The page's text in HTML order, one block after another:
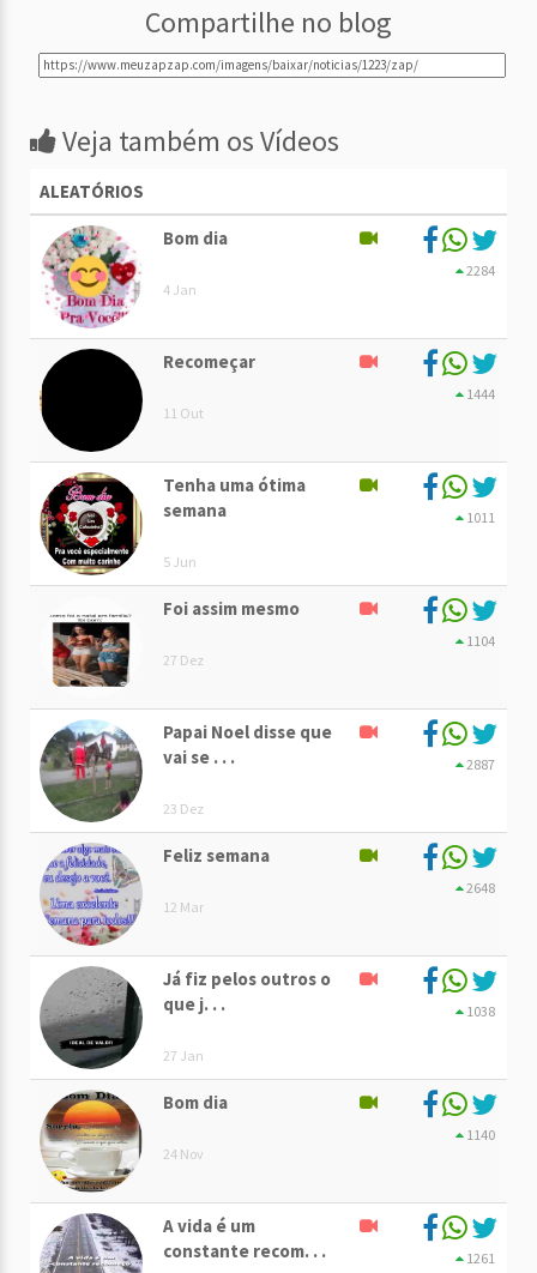
Compartilhe no blog
Veja também os Vídeos
ALEATÓRIOS
Bom dia
4 Jan
2284
Recomeçar
11 Out
1444
Tenha uma ótima
semana
5 Jun
1011
Foi assim mesmo
27 Dez
1104
Papai Noel disse que
vai se . . .
23 Dez
2887
Feliz semana
12 Mar
2648
Já fiz pelos outros o
que j. . .
27 Jan
1038
Bom dia
24 Nov
1140
A vida é um
constante recom. . .
1261